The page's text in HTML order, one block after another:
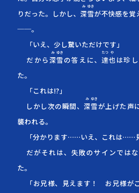
りだった。しかし、 深
み
雪
ゆき
が不快感を覚
──。
「いえ、少し驚いただけです」
だから深
み
雪
ゆき
の答えに、 達
たつ
也
や
は珍し
た。
「これは!?」
しかし次の瞬間、 深
み
雪
ゆき
が上げた声
襲われる。
「分かります……いえ、これは……見
だがそれは、失敗のサインでは
た。
「お兄様、見えます！ お兄様がご